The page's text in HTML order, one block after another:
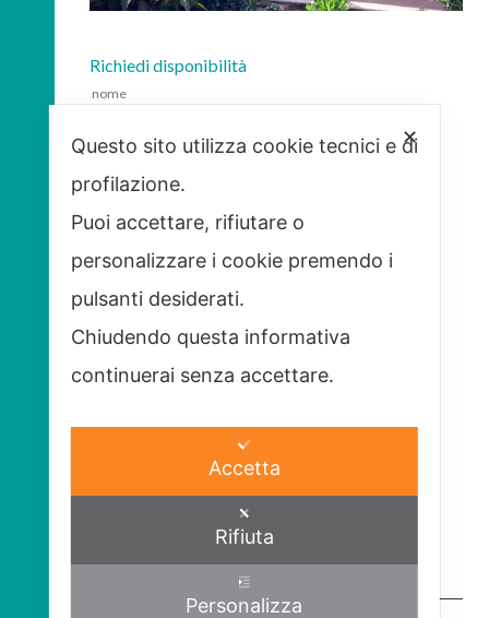
Richiedi disponibilità
✕
Questo sito utilizza cookie tecnici e di
profilazione.
Puoi accettare, rifiutare o
personalizzare i cookie premendo i
pulsanti desiderati.
Chiudendo questa informativa
continuerai senza accettare.
Accetta
Rifiuta
Personalizza